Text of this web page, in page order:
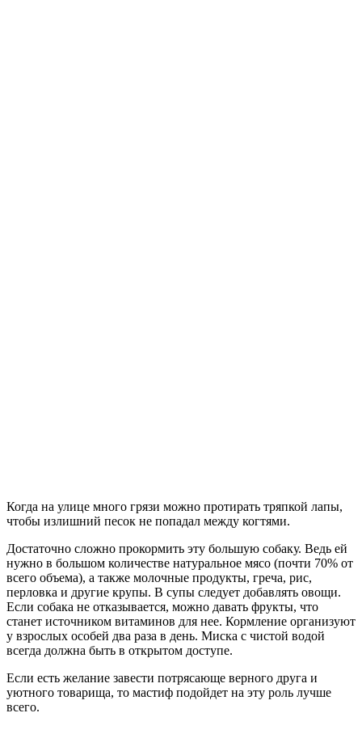
Когда на улице много грязи можно протирать тряпкой лапы,
чтобы излишний песок не попадал между когтями.
Достаточно сложно прокормить эту большую собаку. Ведь ей
нужно в большом количестве натуральное мясо (почти 70% от
всего объема), а также молочные продукты, греча, рис,
перловка и другие крупы. В супы следует добавлять овощи.
Если собака не отказывается, можно давать фрукты, что
станет источником витаминов для нее. Кормление организуют
у взрослых особей два раза в день. Миска с чистой водой
всегда должна быть в открытом доступе.
Если есть желание завести потрясающе верного друга и
уютного товарища, то мастиф подойдет на эту роль лучше
всего.